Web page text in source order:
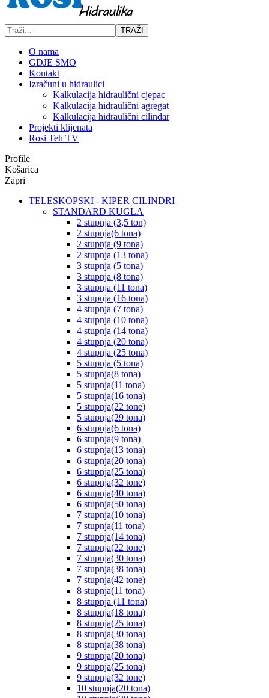
TRAŽI
O nama
GDJE SMO
Kontakt
Izračuni u hidraulici
Kalkulacija hidraulični cjepac
Kalkulacija hidraulični agregat
Kalkulacija hidraulični cilindar
Projekti klijenata
Rosi Teh TV
Profile
Košarica
Zapri
TELESKOPSKI - KIPER CILINDRI
STANDARD KUGLA
2 stupnja (3,5 ton)
2 stupnja(6 tona)
2 stupnja (9 tona)
2 stupnja (13 tona)
3 stupnja (5 tona)
3 stupnja (8 tona)
3 stupnja (11 tona)
3 stupnja (16 tona)
4 stupnja (7 tona)
4 stupnja (10 tona)
4 stupnja (14 tona)
4 stupnja (20 tona)
4 stupnja (25 tona)
5 stupnja (5 tona)
5 stupnja(8 tona)
5 stupnja(11 tona)
5 stupnja(16 tona)
5 stupnja(22 tone)
5 stupnja(29 tona)
6 stupnja(6 tona)
6 stupnja(9 tona)
6 stupnja(13 tona)
6 stupnja(20 tona)
6 stupnja(25 tona)
6 stupnja(32 tone)
6 stupnja(40 tona)
6 stupnja(50 tona)
7 stupnja(10 tona)
7 stupnja(11 tona)
7 stupnja(14 tona)
7 stupnja(22 tone)
7 stupnja(30 tona)
7 stupnja(38 tona)
7 stupnja(42 tone)
8 stupnja(11 tona)
8 stupnja (11 tona)
8 stupnja(18 tona)
8 stupnja(25 tona)
8 stupnja(30 tona)
8 stupnja(38 tona)
9 stupnja(20 tona)
9 stupnja(25 tona)
9 stupnja(32 tone)
10 stupnja(20 tona)